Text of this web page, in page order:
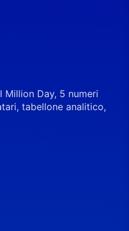
Day, 5 numeri
tabellone analitico,